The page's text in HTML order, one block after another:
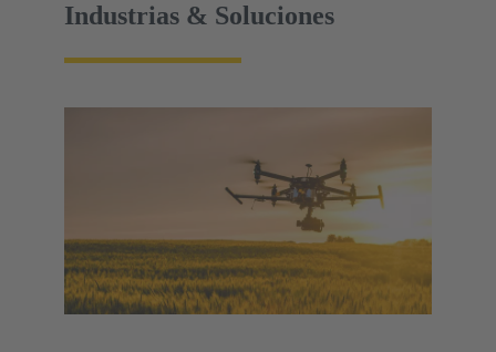
Industrias & Soluciones